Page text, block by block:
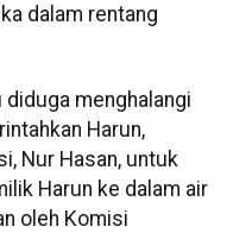
dalam rentang
diduga menghalangi
Harun,
Nur Hasan, untuk
Harun ke dalam air
oleh Komisi